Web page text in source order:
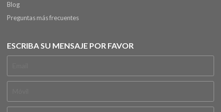
Blog
Preguntas más frecuentes
ESCRIBA SU MENSAJE POR FAVOR